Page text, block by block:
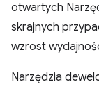
otwartych
skrajnych
wzrost
Narzędzia